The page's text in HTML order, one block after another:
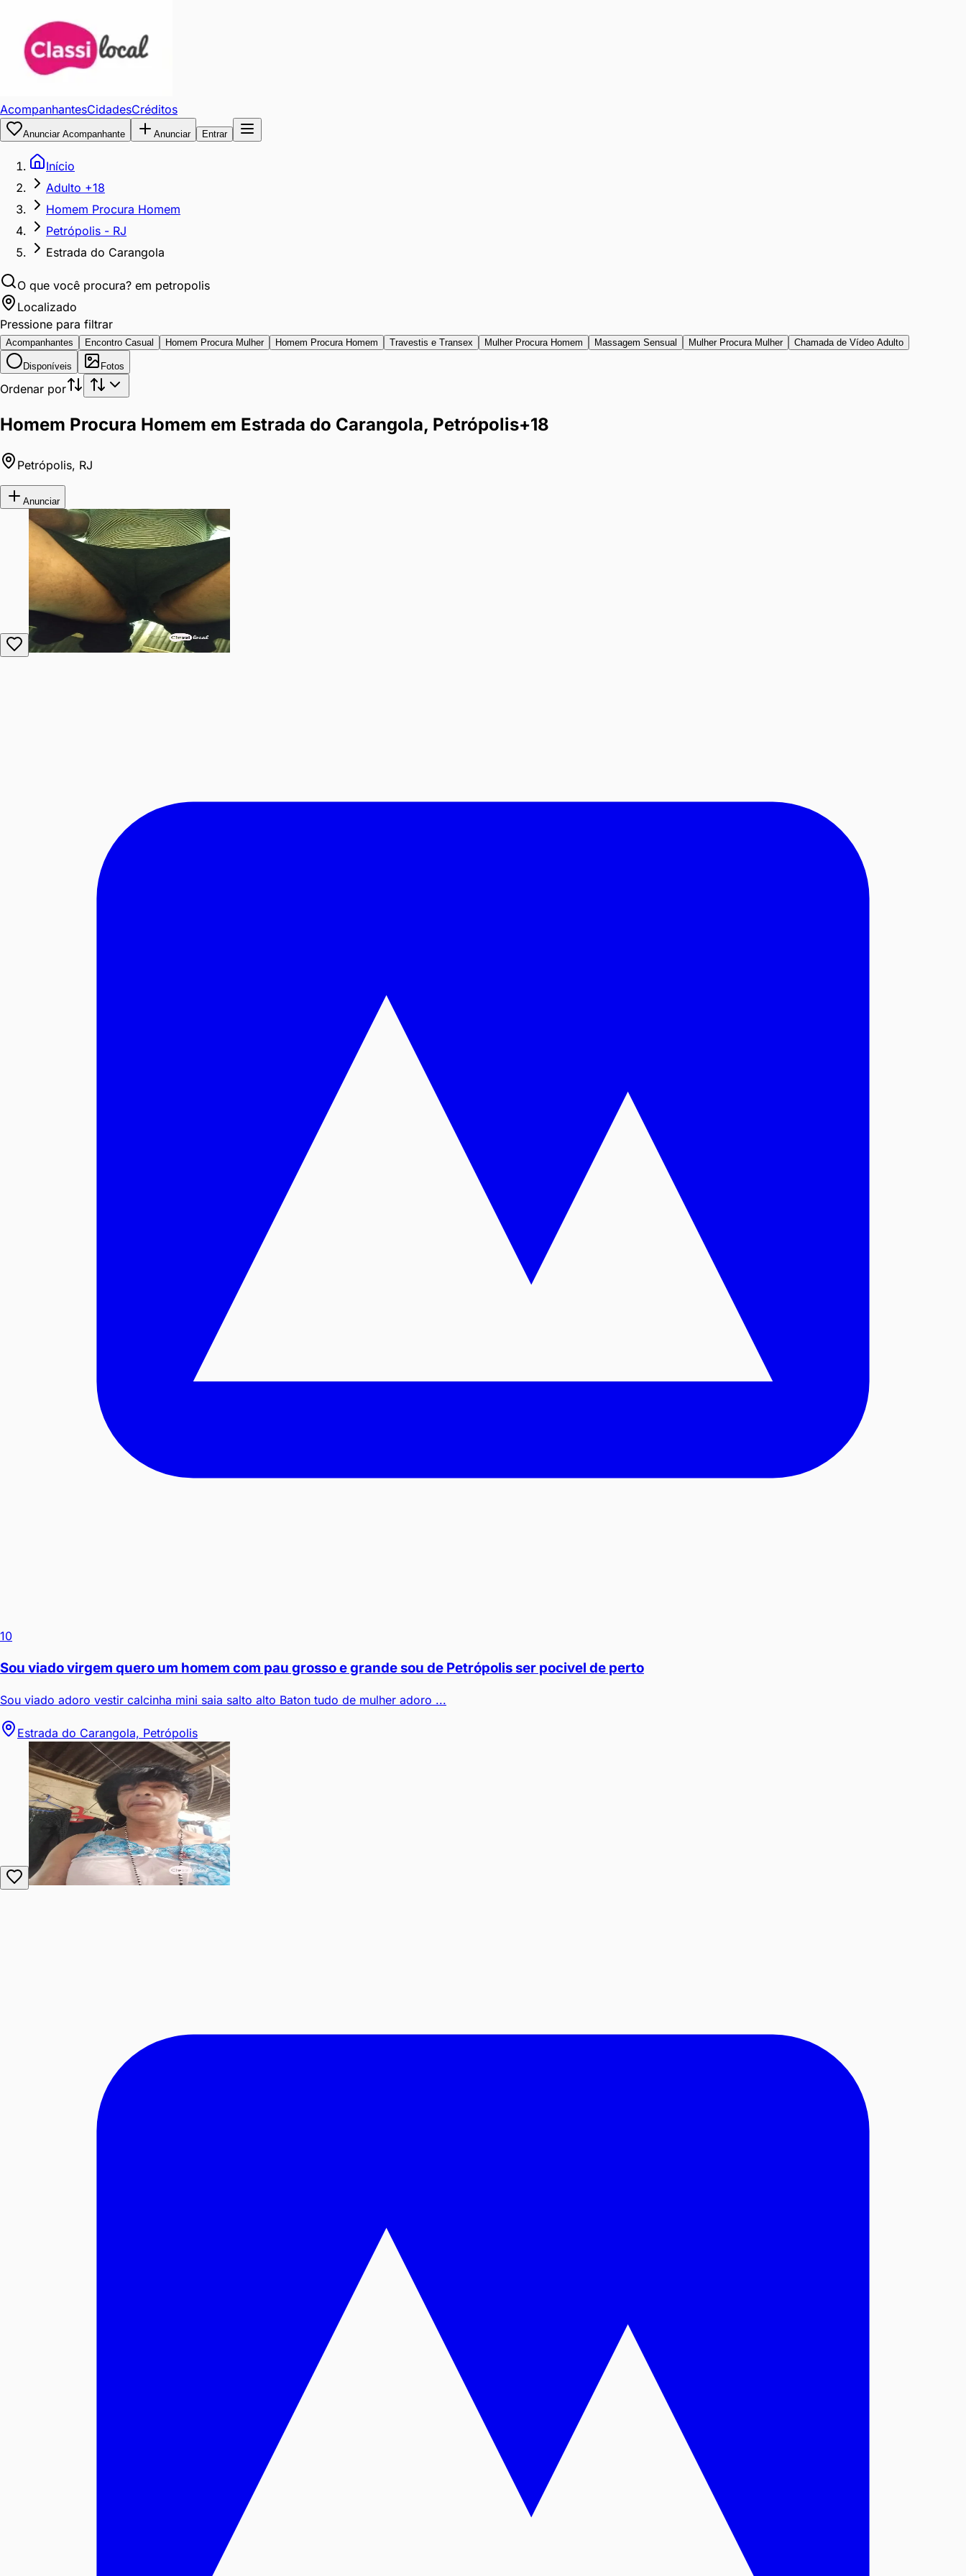
AcompanhantesCidadesCréditos
Anunciar Acompanhante Anunciar Entrar
Início
Adulto +18
Homem Procura Homem
Petrópolis - RJ
Estrada do Carangola
O que você procura? em petropolis
Localizado
Pressione para filtrar
Acompanhantes Encontro Casual Homem Procura Mulher Homem Procura Homem Travestis e Transex Mulher Procura Homem Massagem Sensual Mulher Procura Mulher Chamada de Vídeo Adulto
Disponíveis Fotos
Ordenar por
Homem Procura Homem em Estrada do Carangola, Petrópolis+18
Petrópolis, RJ
Anunciar
10
Sou viado virgem quero um homem com pau grosso e grande sou de Petrópolis ser pocivel de perto
Sou viado adoro vestir calcinha mini saia salto alto Baton tudo de mulher adoro ...
Estrada do Carangola, Petrópolis